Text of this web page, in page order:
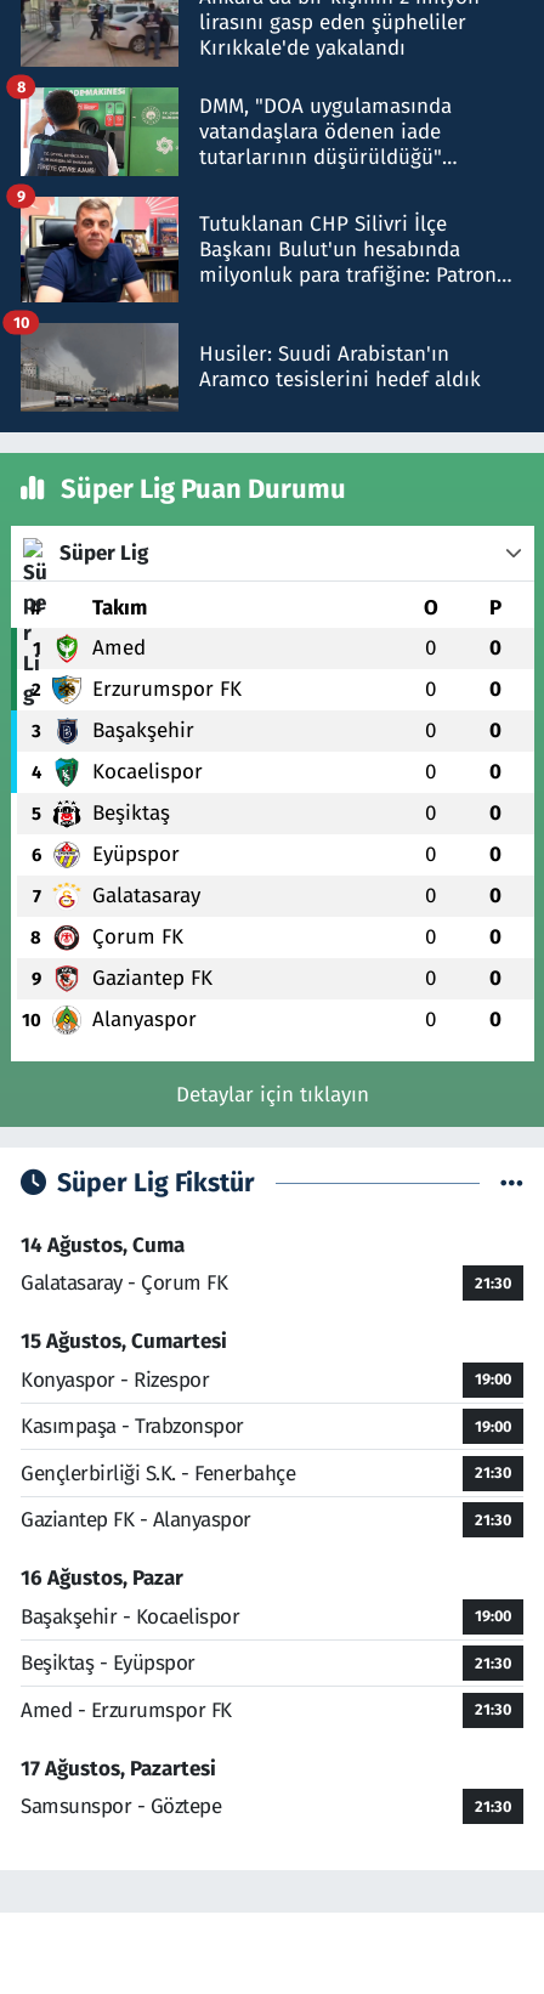
lirasını gasp eden şüpheliler
Kırıkkale'de yakalandı
DMM, "DOA uygulamasında
vatandaşlara ödenen iade
tutarlarının düşürüldüğü"
8
Tutuklanan CHP Silivri İlçe
Başkanı Bulut'un hesabında
milyonluk para trafiğine: Patron
9
Husiler: Suudi Arabistan'ın
Aramco tesislerini hedef aldık
10
Süper Lig Puan Durumu
Süper Lig
# Takım O P
1 Amed 0 0
2 Erzurumspor FK 0 0
3 Başakşehir 0 0
4 Kocaelispor 0 0
5 Beşiktaş 0 0
6 Eyüpspor 0 0
7 Galatasaray 0 0
8 Çorum FK 0 0
9 Gaziantep FK 0 0
10 Alanyaspor 0 0
Detaylar için tıklayın
Süper Lig Fikstür
14 Ağustos, Cuma
Galatasaray - Çorum FK
21:30
15 Ağustos, Cumartesi
Konyaspor - Rizespor
19:00
Kasımpaşa - Trabzonspor 19:00
Gençlerbirliği S.K. - Fenerbahçe 21:30
Gaziantep FK - Alanyaspor 21:30
16 Ağustos, Pazar
Başakşehir - Kocaelispor
19:00
Beşiktaş - Eyüpspor 21:30
Amed - Erzurumspor FK 21:30
17 Ağustos, Pazartesi
Samsunspor - Göztepe
21:30